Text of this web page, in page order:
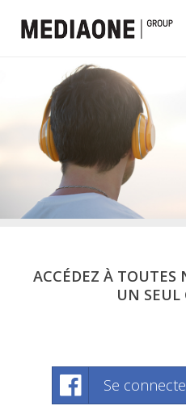
ACCÉDEZ À TOUTES
UN SEUL
Se